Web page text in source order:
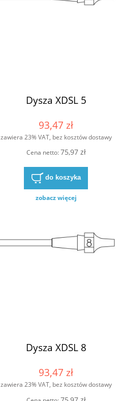
Dysza XDSL 5
93,47 zł
zawiera 23% VAT, bez kosztów dostawy
Cena netto:75,97 zł
do koszyka
zobacz więcej
Dysza XDSL 8
93,47 zł
zawiera 23% VAT, bez kosztów dostawy